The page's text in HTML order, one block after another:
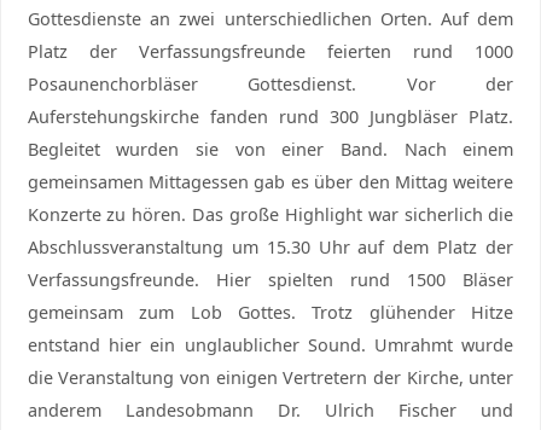
Gottesdienste an zwei unterschiedlichen Orten. Auf dem
Platz der Verfassungsfreunde feierten rund 1000
Posaunenchorbläser Gottesdienst. Vor der
Auferstehungskirche fanden rund 300 Jungbläser Platz.
Begleitet wurden sie von einer Band. Nach einem
gemeinsamen Mittagessen gab es über den Mittag weitere
Konzerte zu hören. Das große Highlight war sicherlich die
Abschlussveranstaltung um 15.30 Uhr auf dem Platz der
Verfassungsfreunde. Hier spielten rund 1500 Bläser
gemeinsam zum Lob Gottes. Trotz glühender Hitze
entstand hier ein unglaublicher Sound. Umrahmt wurde
die Veranstaltung von einigen Vertretern der Kirche, unter
anderem Landesobmann Dr. Ulrich Fischer und